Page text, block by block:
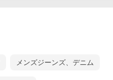
メンズジーンズ、デニム